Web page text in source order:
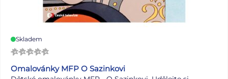
Skladem
Omalovánky MFP O Sazinkovi